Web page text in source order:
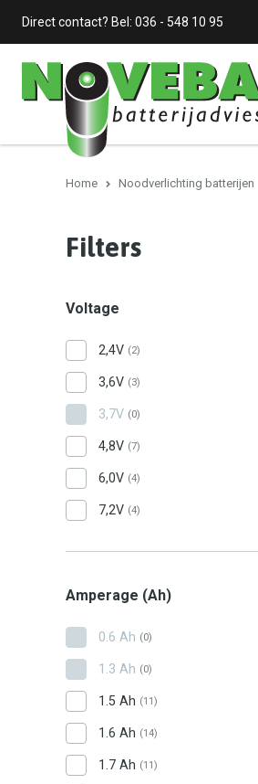
Direct contact? Bel: 036 - 548 10 95
Home Noodverlichting batterijen
Filters
Voltage
2,4V (2)
3,6V (3)
3,7V (0)
4,8V (7)
6,0V (4)
7,2V (4)
Amperage (Ah)
0.6 Ah (0)
1.3 Ah (0)
1.5 Ah (11)
1.6 Ah (14)
1.7 Ah (11)